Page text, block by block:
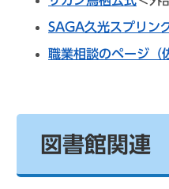
SAGA久光スプリン
職業相談のページ（
図書館関連